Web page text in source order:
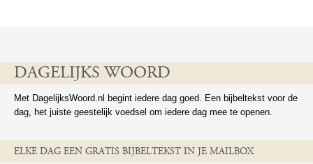
DAGELIJKS WOORD
Met DagelijksWoord.nl begint iedere dag goed. Een bijbeltekst voor de
dag, het juiste geestelijk voedsel om iedere dag mee te openen.
ELKE DAG EEN GRATIS BIJBELTEKST IN JE MAILBOX